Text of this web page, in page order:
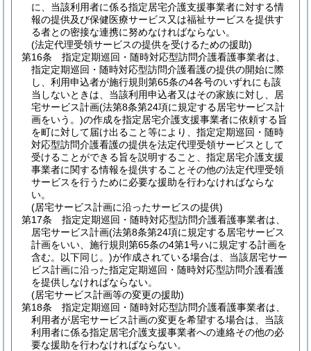
に、当該利用者に係る指定居宅介護支援事業者に対する情
報の提供及び保健医療サービス又は福祉サービスを提供す
る者との密接な連携に努めなければならない。
(法定代理受領サービスの提供を受けるための援助)
第16条
指定定期巡回・随時対応型訪問介護看護事業者は、
指定定期巡回・随時対応型訪問介護看護の提供の開始に際
し、利用申込者が施行規則第65条の4各号のいずれにも該
当しないときは、当該利用申込者又はその家族に対し、居
宅サービス計画(法第8条第24項に規定する居宅サービス計
画をいう。)の作成を指定居宅介護支援事業者に依頼する旨
を町に対して届け出ること等により、指定定期巡回・随時
対応型訪問介護看護の提供を法定代理受領サービスとして
受けることができる旨を説明すること、指定居宅介護支援
事業者に関する情報を提供することその他の法定代理受領
サービスを行うために必要な援助を行わなければならな
い。
(居宅サービス計画に沿ったサービスの提供)
第17条
指定定期巡回・随時対応型訪問介護看護事業者は、
居宅サービス計画(法第8条第24項に規定する居宅サービス
計画をいい、施行規則第65条の4第1号ハに規定する計画を
含む。以下同じ。)が作成されている場合は、当該居宅サー
ビス計画に沿った指定定期巡回・随時対応型訪問介護看護
を提供しなければならない。
(居宅サービス計画等の変更の援助)
第18条
指定定期巡回・随時対応型訪問介護看護事業者は、
利用者が居宅サービス計画の変更を希望する場合は、当該
利用者に係る指定居宅介護支援事業者への連絡その他の必
要な援助を行わなければならない。